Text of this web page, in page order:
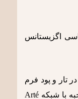
اگزیستانس
تار و پود فرم
و معنای فیلمش اصرار دارد. در مصاحبه با شبکه Arté